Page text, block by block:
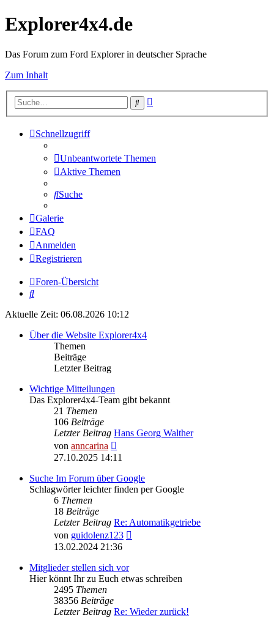
Explorer4x4.de
Das Forum zum Ford Explorer in deutscher Sprache
Zum Inhalt
Suche
Schnellzugriff
Unbeantwortete Themen
Aktive Themen
Suche
Galerie
FAQ
Anmelden
Registrieren
Foren-Übersicht
Suche
Aktuelle Zeit: 06.08.2026 10:12
Über die Website Explorer4x4
Themen
Beiträge
Letzter Beitrag
Wichtige Mitteilungen
Das Explorer4x4-Team gibt bekannt
21 Themen
106 Beiträge
Letzter Beitrag Hans Georg Walther
von anncarina
Beitrag
27.10.2025 14:11
Suche Im Forum über Google
Schlagwörter leichter finden per Google
6 Themen
18 Beiträge
Letzter Beitrag Re: Automatikgetriebe
von guidolenz123
13.02.2024 21:36
Mitglieder stellen sich vor
Hier könnt Ihr zu Euch etwas schreiben
2495 Themen
38356 Beiträge
Letzter Beitrag Re: Wieder zurück!